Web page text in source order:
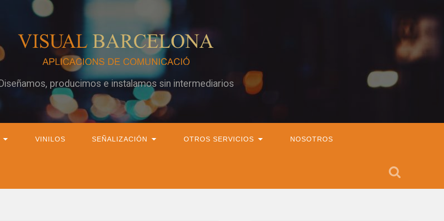
producimos e instalamos sin intermediarios
VINILOS SEÑALIZACIÓN OTROS SERVICIOS NOSOTROS